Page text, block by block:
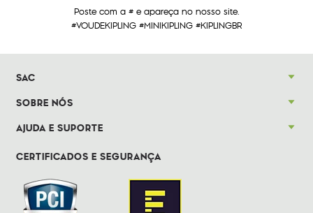
Poste com a # e apareça no nosso site.
#VOUDEKIPLING #MINIKIPLING #KIPLINGBR
SAC
SOBRE NÓS
AJUDA E SUPORTE
CERTIFICADOS E SEGURANÇA